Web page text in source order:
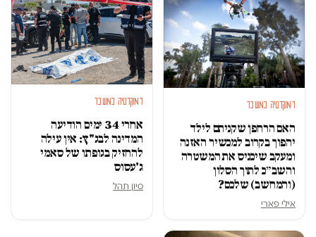
דמוקרטיה במשבר
האם הרחפן שקניתם לילד
יהפוך בקרוב למכשיר האזנה
ומעקב שיכניס את המשטרה
והשב״כ לתוך הסלון
(והמחשב) שלכם?
אילי פארי
דמוקרטיה במשבר
אחרי 34 ימים הודיעה
המדינה לבג"ץ: אין עילה
להחזיק בגופתו של סאמי
ג'עסוס
סיון תהל